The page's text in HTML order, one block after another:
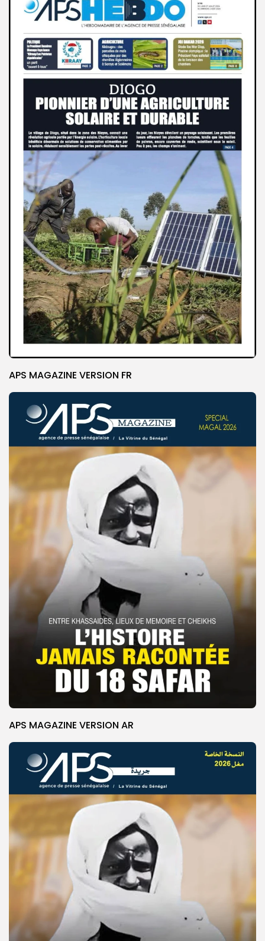
APS MAGAZINE VERSION FR
APS MAGAZINE VERSION AR